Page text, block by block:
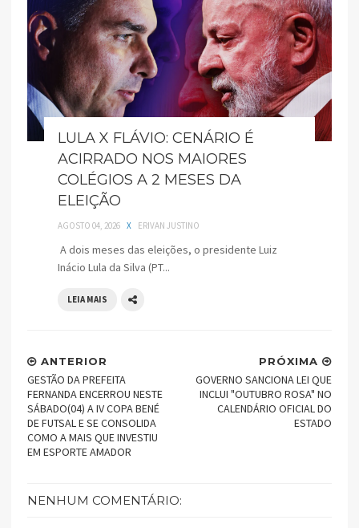
LULA X FLÁVIO: CENÁRIO É
ACIRRADO NOS MAIORES
COLÉGIOS A 2 MESES DA
ELEIÇÃO
AGOSTO 04, 2026 X ERIVAN JUSTINO
A dois meses das eleições, o presidente Luiz
Inácio Lula da Silva (PT...
LEIA MAIS
PRÓXIMA
GOVERNO SANCIONA LEI QUE
INCLUI "OUTUBRO ROSA" NO
CALENDÁRIO OFICIAL DO
ESTADO
ANTERIOR
GESTÃO DA PREFEITA
FERNANDA ENCERROU NESTE
SÁBADO(04) A IV COPA BENÉ
DE FUTSAL E SE CONSOLIDA
COMO A MAIS QUE INVESTIU
EM ESPORTE AMADOR
NENHUM COMENTÁRIO: